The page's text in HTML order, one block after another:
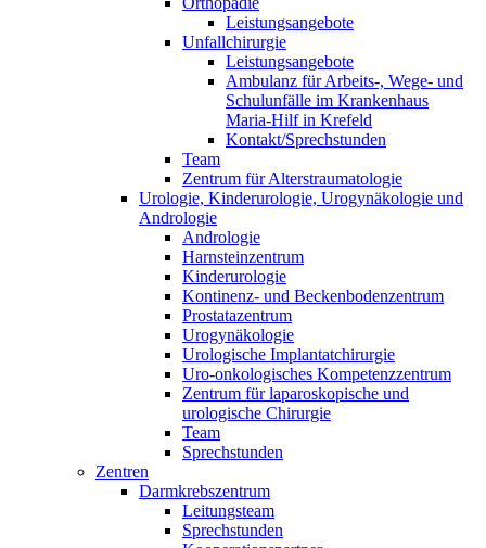
Leistungsangebote
Unfallchirurgie
Leistungsangebote
Ambulanz für Arbeits-, Wege- und
Schulunfälle im Krankenhaus
Maria-Hilf in Krefeld
Kontakt/Sprechstunden
Team
Zentrum für Alterstraumatologie
Urologie, Kinderurologie, Urogynäkologie und
Andrologie
Andrologie
Harnsteinzentrum
Kinderurologie
Kontinenz- und Beckenbodenzentrum
Prostatazentrum
Urogynäkologie
Urologische Implantatchirurgie
Uro-onkologisches Kompetenzzentrum
Zentrum für laparoskopische und
urologische Chirurgie
Team
Sprechstunden
Zentren
Darmkrebszentrum
Leitungsteam
Sprechstunden